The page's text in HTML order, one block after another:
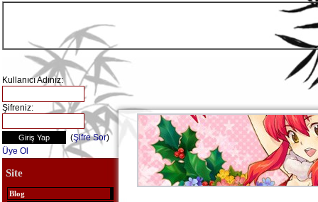
Kullanıcı Adınız:
Şifreniz:
(Şifre Sor)
Üye Ol
Site
Blog